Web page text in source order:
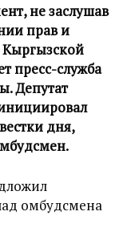
не заслушав
прав и
Кыргызской
пресс-служба
Депутат
дня,
омбудсмена